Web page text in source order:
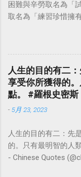
困難與辛勞取名為「
取名為「練習珍惜擁
點看事情，就不會
華名言 - Chinese
人生的目的有二
享受你所獲得的
點。 #羅根史密斯
- 5月 23, 2023
人生的目的有二：先
的。只有最明智的人
- Chinese Quotes